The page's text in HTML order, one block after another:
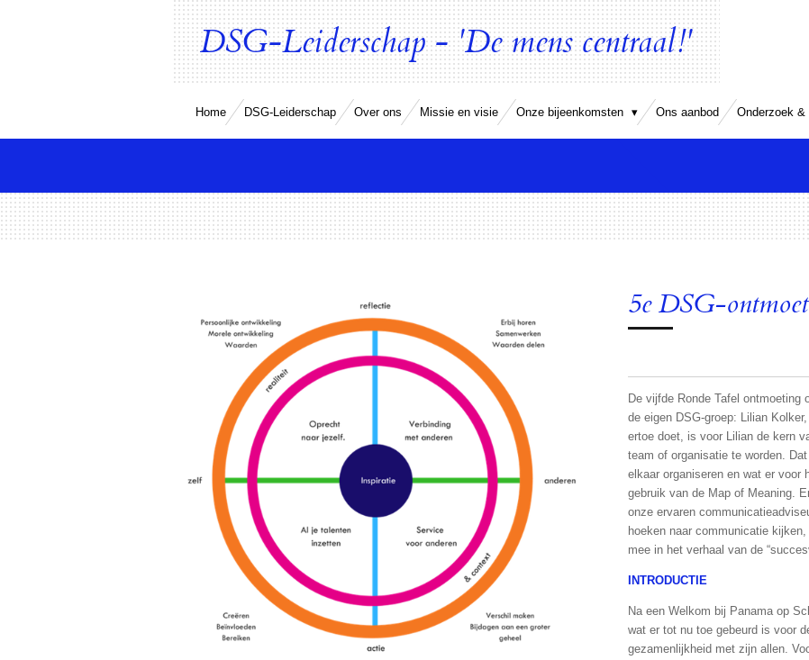
DSG-Leiderschap - 'De mens centraal!'
Home DSG-Leiderschap Over ons Missie en visie Onze bijeenkomsten Ons aanbod Onderzoek &
5e DSG-
De vijfde Ronde Tafel
de eigen DSG-groep: Lilian
ertoe doet, is voor Lilian de kern
team of organisatie te worden.
elkaar organiseren en wat er voor
gebruik van de Map of Meaning.
onze ervaren
hoeken naar communicatie
mee in het verhaal van de
INTRODUCTIE
Na een Welkom bij Panama op
wat er tot nu toe gebeurd is voor
gezamenlijkheid met zijn allen.